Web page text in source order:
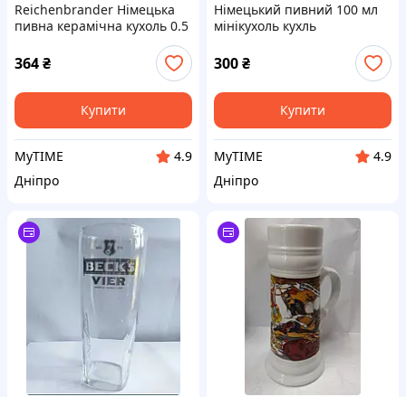
Reichenbrander Німецька
пивна керамічна кухоль 0.5
364₴
Купити
MyTIME
4.9
Дніпро
Німецький пивний 100 мл
мінікухоль кухль
Schrobenhausen 0.1 л #1
300₴
Купити
MyTIME
4.9
Дніпро